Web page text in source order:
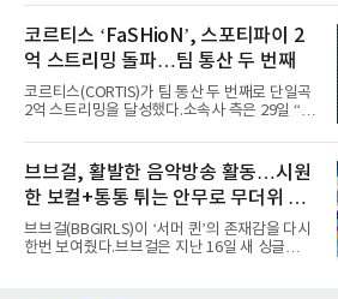
정적인 실력을 입증했고, 올해 '2026 어썸뮤직
페스티벌', '뷰티풀 민트 라이프 2026', '2026
heart(와일드 하트)’라는 제목이 붙은 콘셉트 포
토에는 멤버들의 본능적이고 야성적인 면모가
강렬하게 담겼다. 짙은 아이섀도와 푸른빛·금빛·
붉은빛의 컬러 렌즈가 비현실적인 분위기를 자
아내고, 여러 원색이 불규칙하게 뒤섞인 멀티컬
러 헤어와 과감한 블루·블랙 립 메이크업이 낯설
고도 매혹적인 비주얼을 완성했다.스타일링 역
엣을 거침없이 결합했다. 멤버들은 각기 다른 개
성을 살린 스타일링을 선
코르티스 ‘FaSHioN’, 스포티파이 2
억 스트리밍 돌파…팀 통산 두 번째
코르티스(CORTIS)가 팀 통산 두 번째로 단일곡
2억 스트리밍을 달성했다.소속사 측은 29일 “코
벌 오디오·음원 스트리밍 플랫폼 스포티파이에
서 27일 자로 누적 재생 수 2억 회를 돌파했
다”고 밝혔다.곡이 발표된 지 약 10개월 만이다.
팀의 첫 번째 2억 스트리밍 곡은 동일 음반에 수
록된 ‘GO!’다. 이 노래는 공개 약 9개월 만인 지
난달 26일 자에 2억 고지를 밟았다. 이는 최근 5
년 내 데뷔한 보이그룹의 곡 중 최단기 2억 달성
브브걸, 활발한 음악방송 활동…시원
한 보컬+통통 튀는 안무로 무더위 사
냥
브브걸(BBGIRLS)이 ‘서머 퀸’의 존재감을 다시
한번 보여줬다.브브걸은 지난 16일 새 싱글